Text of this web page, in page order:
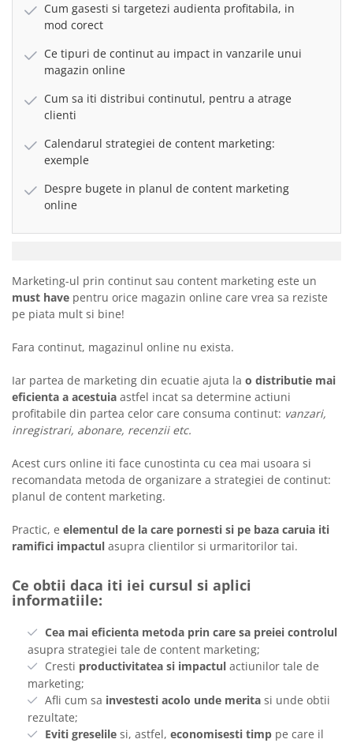
Cum gasesti si targetezi audienta profitabila, in
mod corect
Ce tipuri de continut au impact in vanzarile unui
magazin online
Cum sa iti distribui continutul, pentru a atrage
clienti
Calendarul strategiei de content marketing:
exemple
Despre bugete in planul de content marketing
online
Marketing-ul prin continut sau content marketing este un
must have pentru orice magazin online care vrea sa reziste
pe piata mult si bine!
Fara continut, magazinul online nu exista.
Iar partea de marketing din ecuatie ajuta la o distributie mai
eficienta a acestuia astfel incat sa determine actiuni
profitabile din partea celor care consuma continut: vanzari,
inregistrari, abonare, recenzii etc.
Acest curs online iti face cunostinta cu cea mai usoara si
recomandata metoda de organizare a strategiei de continut:
planul de content marketing.
Practic, e elementul de la care pornesti si pe baza caruia iti
ramifici impactul asupra clientilor si urmaritorilor tai.
Ce obtii daca iti iei cursul si aplici
informatiile:
Cea mai eficienta metoda prin care sa preiei controlul
asupra strategiei tale de content marketing;
Cresti productivitatea si impactul actiunilor tale de
marketing;
Afli cum sa investesti acolo unde merita si unde obtii
rezultate;
Eviti greselile si, astfel, economisesti timp pe care il